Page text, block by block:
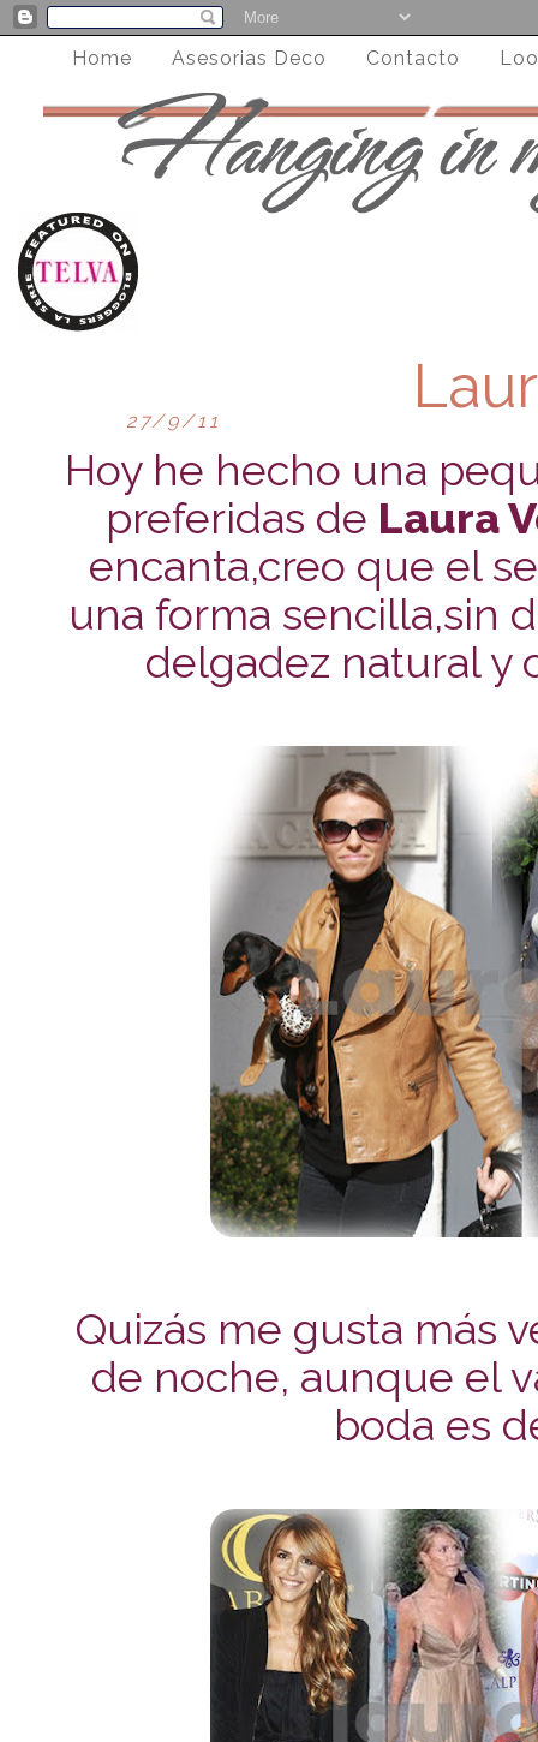
Home Asesorias Deco Contacto
27/9/11
Hoy he hecho una
preferidas de Laura
encanta,creo que el
una forma sencilla,sin
delgadez natural y
Quizás me gusta más
de noche, aunque el
boda es